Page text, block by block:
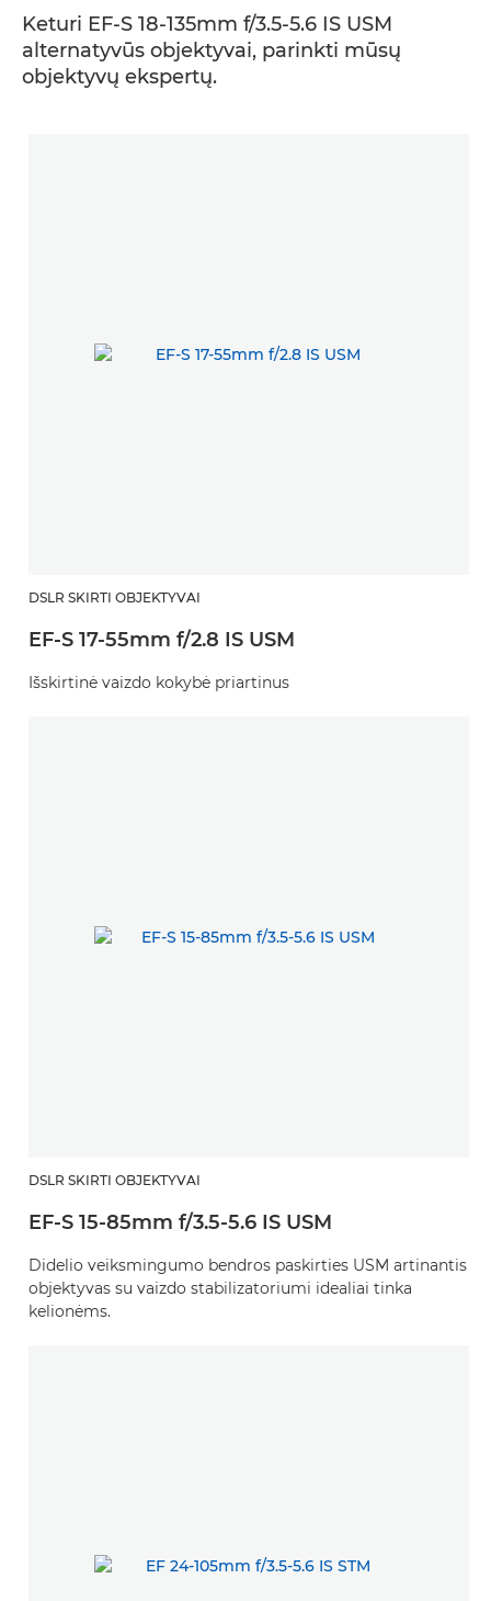
Keturi EF-S 18-135mm f/3.5-5.6 IS USM
alternatyvūs objektyvai, parinkti mūsų
objektyvų ekspertų.
DSLR SKIRTI OBJEKTYVAI
EF-S 17-55mm f/2.8 IS USM
Išskirtinė vaizdo kokybė priartinus
DSLR SKIRTI OBJEKTYVAI
EF-S 15-85mm f/3.5-5.6 IS USM
Didelio veiksmingumo bendros paskirties USM artinantis
objektyvas su vaizdo stabilizatoriumi idealiai tinka
kelionėms.